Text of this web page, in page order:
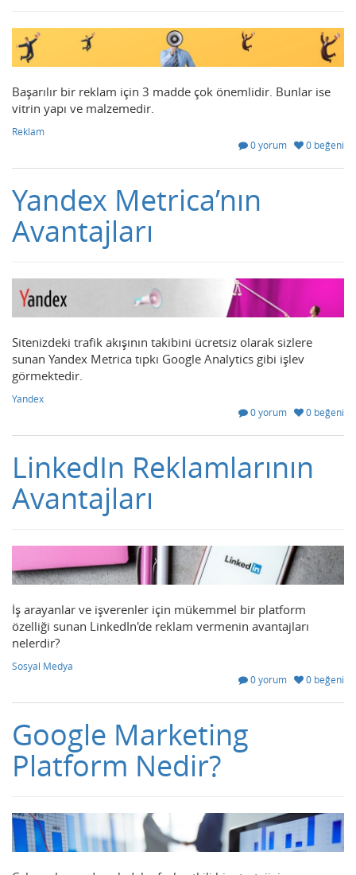
Başarılır bir reklam için 3 madde çok önemlidir. Bunlar ise
vitrin yapı ve malzemedir.
Reklam
0 yorum
0 beğeni
Yandex Metrica’nın
Avantajları
Sitenizdeki trafik akışının takibini ücretsiz olarak sizlere
sunan Yandex Metrica tıpkı Google Analytics gibi işlev
görmektedir.
Yandex
0 yorum
0 beğeni
LinkedIn Reklamlarının
Avantajları
İş arayanlar ve işverenler için mükemmel bir platform
özelliği sunan LinkedIn'de reklam vermenin avantajları
nelerdir?
Sosyal Medya
0 yorum
0 beğeni
Google Marketing
Platform Nedir?